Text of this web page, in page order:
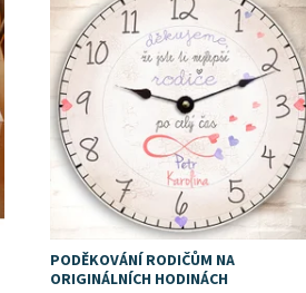
PODĚKOVÁNÍ RODIČŮM NA
ORIGINÁLNÍCH HODINÁCH